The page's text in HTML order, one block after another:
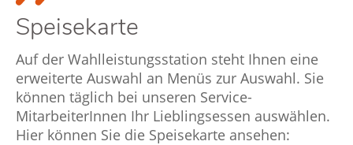
Speisekarte
Auf der Wahlleistungsstation steht Ihnen eine
erweiterte Auswahl an Menüs zur Auswahl. Sie
können täglich bei unseren Service-
MitarbeiterInnen Ihr Lieblingsessen auswählen.
Hier können Sie die Speisekarte ansehen: